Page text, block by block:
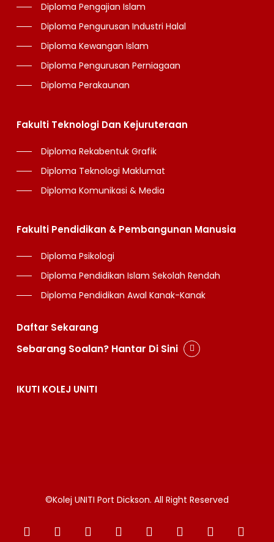
Diploma Pengajian Islam
Diploma Pengurusan Industri Halal
Diploma Kewangan Islam
Diploma Pengurusan Perniagaan
Diploma Perakaunan
Fakulti Teknologi Dan Kejuruteraan
Diploma Rekabentuk Grafik
Diploma Teknologi Maklumat
Diploma Komunikasi & Media
Fakulti Pendidikan & Pembangunan Manusia
Diploma Psikologi
Diploma Pendidikan Islam Sekolah Rendah
Diploma Pendidikan Awal Kanak-Kanak
Daftar Sekarang
Sebarang Soalan? Hantar Di Sini
IKUTI KOLEJ UNITI
©Kolej UNITI Port Dickson. All Right Reserved
x- facebooklinkedin youtubeinstagramwhatsapptiktok email